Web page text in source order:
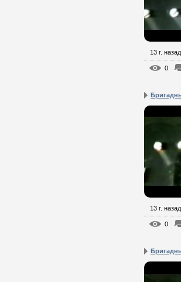
13 г. назад
0
13 г. назад
0